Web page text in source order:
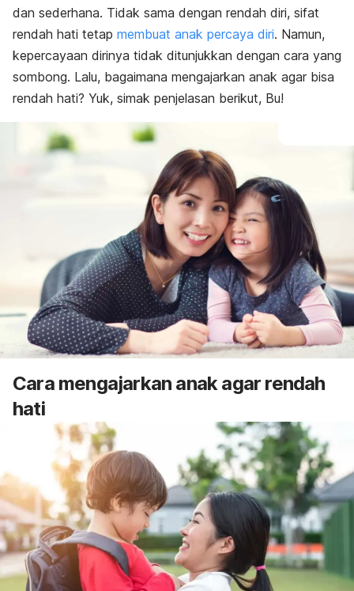
dan sederhana. Tidak sama dengan rendah diri, sifat
rendah hati tetap membuat anak percaya diri. Namun,
kepercayaan dirinya tidak ditunjukkan dengan cara yang
sombong. Lalu, bagaimana mengajarkan anak agar bisa
rendah hati? Yuk, simak penjelasan berikut, Bu!
Cara mengajarkan anak agar rendah
hati